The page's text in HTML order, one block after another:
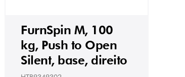
FurnSpin M, 100
kg, Push to Open
Silent, base, direito